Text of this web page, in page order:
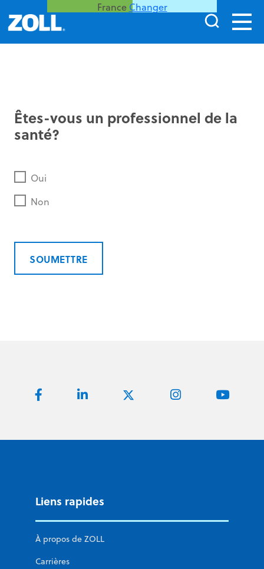
France Changer
Êtes-vous un professionnel de la
santé?
Oui
Non
SOUMETTRE
Liens rapides
À propos de ZOLL
Carrières